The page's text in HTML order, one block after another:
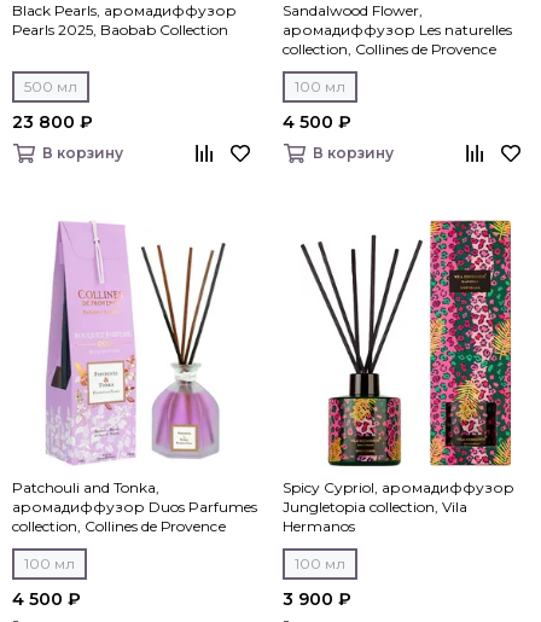
Black Pearls, аромадиффузор
Pearls 2025, Baobab Collection
500 мл
23 800 ₽
В корзину
Sandalwood Flower,
аромадиффузор Les naturelles
collection, Collines de Рrovencе
100 мл
4 500 ₽
В корзину
Patchouli and Tonka,
аромадиффузор Duos Parfumes
collection, Collines de Рrovencе
100 мл
4 500 ₽
Spicy Cypriol, аромадиффузор
Jungletopia collection, Vila
Hermanos
100 мл
3 900 ₽